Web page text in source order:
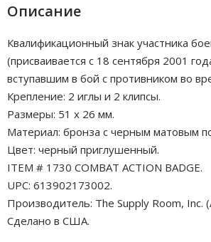
Описание
Квалификационный знак участника
(присваивается с 18 сентября 2001
вступавшим в бой с противником во
Крепление: 2 иглы и 2 клипсы.
Размеры: 51 x 26 мм.
Материал: бронза с черным матовым
Цвет: черный приглушенный.
ITEM # 1730 COMBAT ACTION BADGE.
UPC: 613902173002.
Производитель: The Supply Room, Inc.
Сделано в США.